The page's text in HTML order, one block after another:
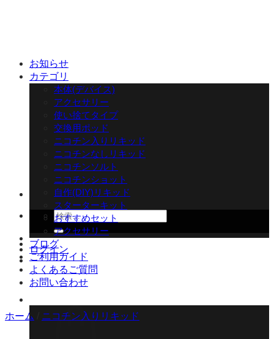
検
索
対
象:
ログイン
お知らせ
カテゴリ
本体(デバイス)
アクセサリー
使い捨てタイプ
交換用ポッド
ニコチン入りリキッド
ニコチンなしリキッド
ニコチンソルト
ニコチンショット
自作(DIY)リキッド
スターターキット
おすすめセット
アクセサリー
ブログ
ご利用ガイド
よくあるご質問
お問い合わせ
ホーム ニコチン入りリキッド